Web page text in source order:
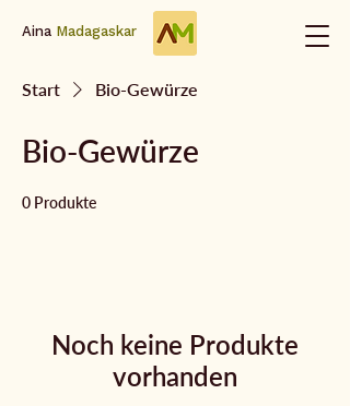
Aina Madagaskar
Start Bio-Gewürze
Bio-Gewürze
0 Produkte
Noch keine Produkte
vorhanden